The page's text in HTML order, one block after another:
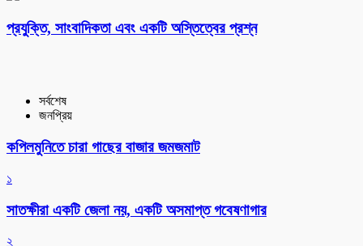
প্রযুক্তি, সাংবাদিকতা এবং একটি অস্তিত্বের প্রশ্ন
সর্বশেষ
জনপ্রিয়
কপিলমুনিতে চারা গাছের বাজার জমজমাট
১
সাতক্ষীরা একটি জেলা নয়, একটি অসমাপ্ত গবেষণাগার
২